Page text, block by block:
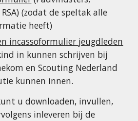
(zodat de speltak alle
heeft)
incassoformulier jeugdleden
in kunnen schrijven bij
en Scouting Nederland
kunnen innen.
u downloaden, invullen,
inleveren bij de